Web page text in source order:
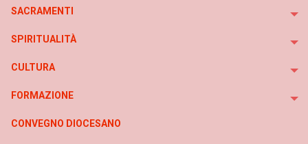
SACRAMENTI
SPIRITUALITÀ
CULTURA
FORMAZIONE
CONVEGNO DIOCESANO